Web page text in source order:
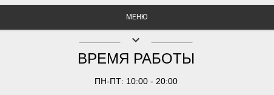
МЕНЮ
keyboard_arrow_down
ВРЕМЯ РАБОТЫ
ПН-ПТ: 10:00 - 20:00